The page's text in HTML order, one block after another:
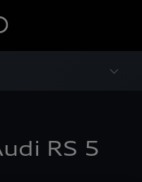
RS 5